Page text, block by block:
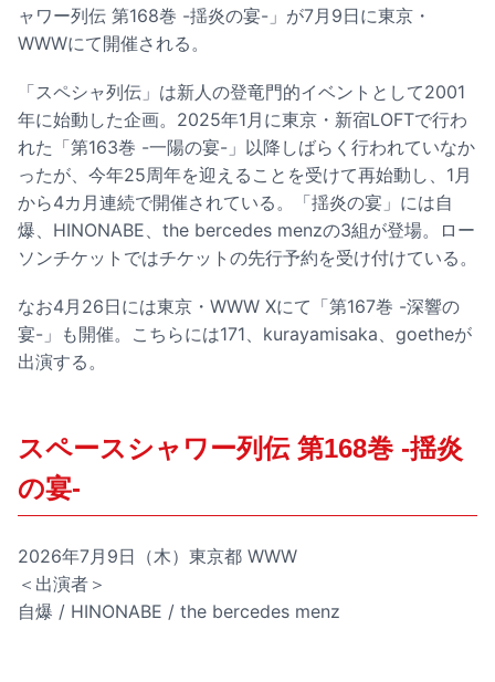
ャワー列伝 第168巻 -揺炎の宴-」が7月9日に東京・
WWWにて開催される。
「スペシャ列伝」は新人の登竜門的イベントとして2001
年に始動した企画。2025年1月に東京・新宿LOFTで行わ
れた「第163巻 -一陽の宴-」以降しばらく行われていなか
ったが、今年25周年を迎えることを受けて再始動し、1月
から4カ月連続で開催されている。「揺炎の宴」には自
爆、HINONABE、the bercedes menzの3組が登場。ロー
ソンチケットではチケットの先行予約を受け付けている。
なお4月26日には東京・WWW Xにて「第167巻 -深響の
宴-」も開催。こちらには171、kurayamisaka、goetheが
出演する。
スペースシャワー列伝 第168巻 -揺炎
の宴-
2026年7月9日（木）東京都 WWW
＜出演者＞
自爆 / HINONABE / the bercedes menz